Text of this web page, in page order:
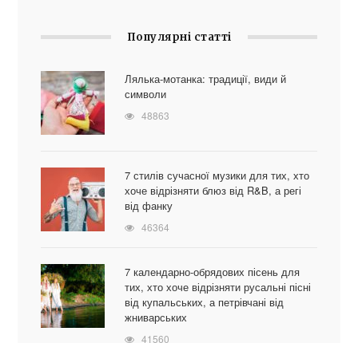
Популярні статті
Лялька-мотанка: традиції, види й
символи
48863
7 стилів сучасної музики для тих, хто
хоче відрізняти блюз від R&B, а регі
від фанку
46364
7 календарно-обрядових пісень для
тих, хто хоче відрізняти русальні пісні
від купальських, а петрівчані від
жниварських
41560